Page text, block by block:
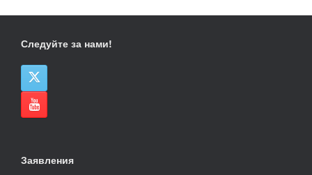
Следуйте за нами!
Заявления